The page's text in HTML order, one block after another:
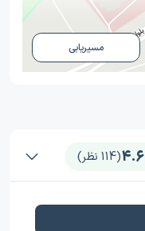
مسیریابی
(114 نظر)4.6